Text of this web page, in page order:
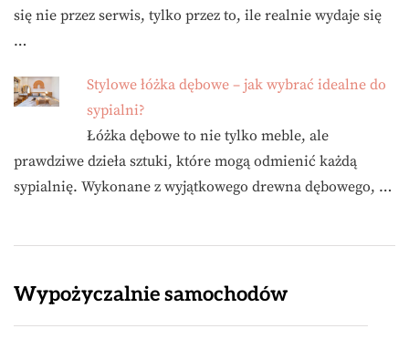
się nie przez serwis, tylko przez to, ile realnie wydaje się
…
Stylowe łóżka dębowe – jak wybrać idealne do
sypialni?
Łóżka dębowe to nie tylko meble, ale
prawdziwe dzieła sztuki, które mogą odmienić każdą
sypialnię. Wykonane z wyjątkowego drewna dębowego, …
Wypożyczalnie samochodów